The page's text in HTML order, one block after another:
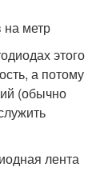
на метр
этого
а потому
(обычно
лента